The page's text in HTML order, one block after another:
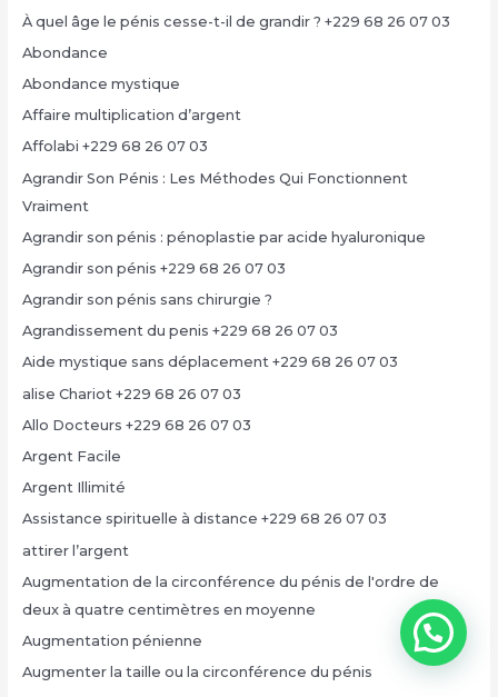
À quel âge le pénis cesse-t-il de grandir ? +229 68 26 07 03
Abondance
Abondance mystique
Affaire multiplication d’argent
Affolabi +229 68 26 07 03
Agrandir Son Pénis : Les Méthodes Qui Fonctionnent
Vraiment
Agrandir son pénis : pénoplastie par acide hyaluronique
Agrandir son pénis +229 68 26 07 03
Agrandir son pénis sans chirurgie ?
Agrandissement du penis +229 68 26 07 03
Aide mystique sans déplacement +229 68 26 07 03
alise Chariot +229 68 26 07 03
Allo Docteurs +229 68 26 07 03
Argent Facile
Argent Illimité
Assistance spirituelle à distance +229 68 26 07 03
attirer l’argent
Augmentation de la circonférence du pénis de l'ordre de
deux à quatre centimètres en moyenne
Augmentation pénienne
Augmenter la taille ou la circonférence du pénis